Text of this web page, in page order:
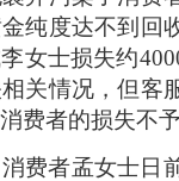
纯度达不到回
女士损失约
关情况，但客
费者的损失不予
费者孟女士日